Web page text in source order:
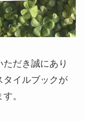
だき誠にあり
タイルブックが
。